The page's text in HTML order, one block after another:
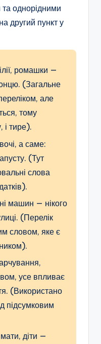
однорідними
другий пункт у
ромашки —
(Загальне
але
тому
і тире).
а саме:
(Тут
слова
машин — нікого
(Перелік
словом, яке є
усе впливає
(Використано
підсумковим
діти —